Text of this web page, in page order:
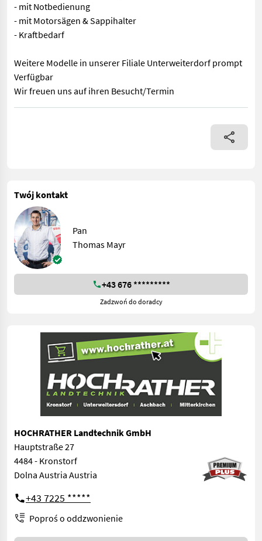
- mit Notbedienung
- mit Motorsägen & Sappihalter
- Kraftbedarf
Weitere Modelle in unserer Filiale Unterweiterdorf prompt
Verfügbar
Wir freuen uns auf ihren Besucht/Termin
Holzknecht Funkseilwinde HS 550 - prompt Verfügbar!
Twój kontakt
Pan
Thomas Mayr
+43 676 *********
Zadzwoń do doradcy
HOCHRATHER Landtechnik GmbH
Hauptstraße 27
4484 - Kronstorf
Dolna Austria Austria
+43 7225 *****
Poproś o oddzwonienie